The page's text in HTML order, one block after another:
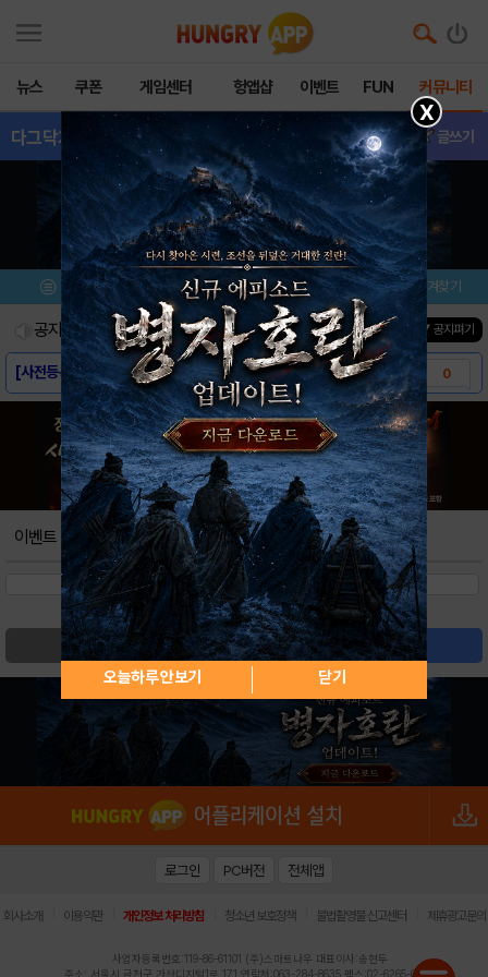
뉴스 쿠폰 게임센터 헝앱샵 이벤트 FUN 커뮤니티
다그닥기사단 - 이벤트 글쓰기
메뉴 이벤트/미션 설치/평가 즐겨찾기
공지사항 진행중인 이벤트0건 ▼ 공지펴기
[사전등록링크] - 다그닥 기사단 0
[스크린샷] - 다그닥 기사단 0
[게임소개] - 다그닥 기사단
이벤트
검색 글쓰기
X
오늘하루 안보기 닫기
로그인 PC버전 전체앱
회사소개 이용약관 개인정보 처리방침 청소년 보호정책 불법촬영물 신고센터 제휴광고문의
사업자등록번호:119-86-61101 (주)스마트나우 대표이사:송현두
주소: 서울시 금천구 가산디지털1로 171 연락처:063-284-8635 팩스:02-6265-0377